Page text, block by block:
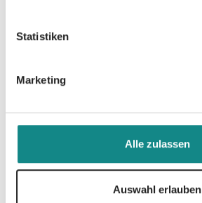
Statistiken
Marketing
Alle zulassen
Auswahl erlauben
Zur Übersicht